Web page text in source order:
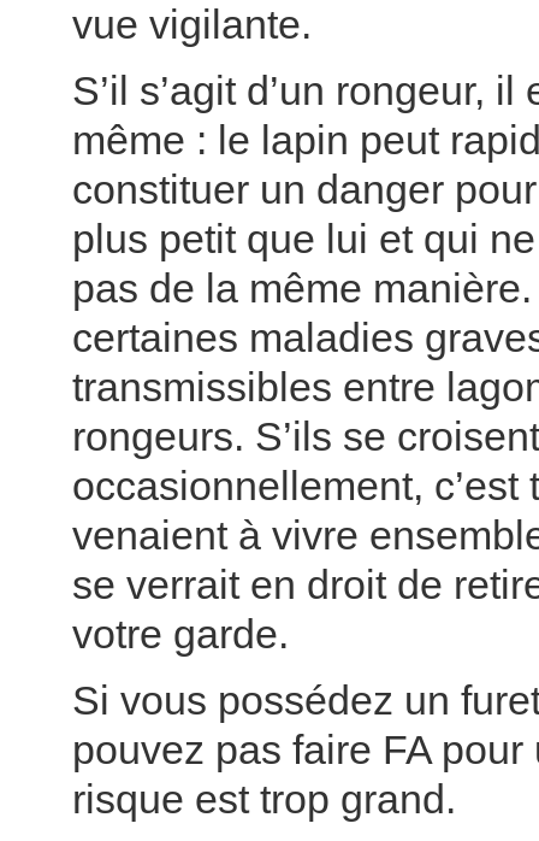
vue vigilante.
S’il s’agit d’un rongeur, il
même : le lapin peut
constituer un danger
plus petit que lui et qui
pas de la même
certaines maladies
transmissibles entre
rongeurs. S’ils se croisent
occasionnellement, c’est
venaient à vivre
se verrait en droit de
votre garde.
Si vous possédez un
pouvez pas faire FA
risque est trop grand.